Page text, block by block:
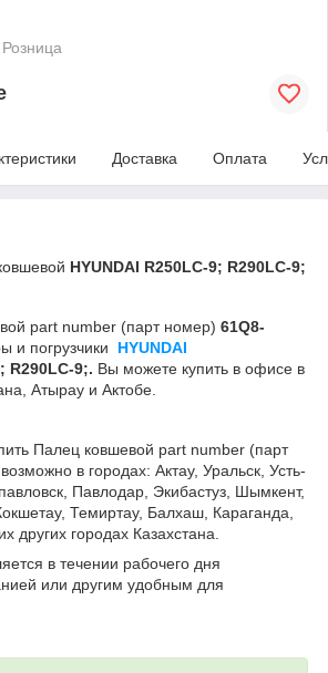
Розница
Доставка Оплата
HYUNDAI R250LC-9; R290LC-9;
part number (парт номер) 61Q8-
и погрузчики
HYUNDAI
R290LC-9;. Вы можете купить в офисе в
Атырау и Актобе.
Палец ковшевой part number (парт
возможно в городах: Актау, Уральск, Усть-
Павлодар, Экибастуз, Шымкент,
Темиртау, Балхаш, Караганда,
других городах Казахстана.
в течении рабочего дня
или другим удобным для